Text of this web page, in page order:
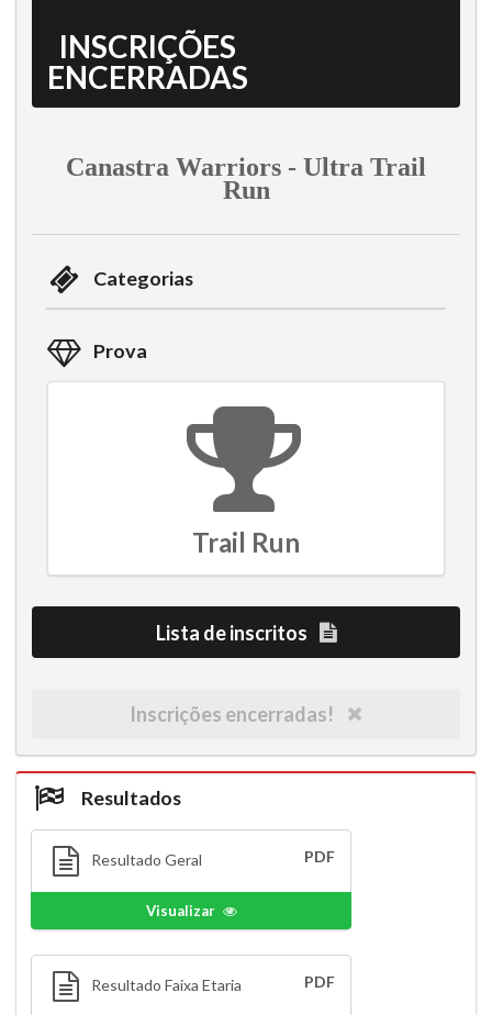
INSCRIÇÕES
ENCERRADAS
Canastra Warriors - Ultra Trail
Run
Categorias
Prova
Trail Run
Lista de inscritos
Inscrições encerradas!
Resultados
Resultado Geral PDF
Visualizar
Resultado Faixa Etaria PDF